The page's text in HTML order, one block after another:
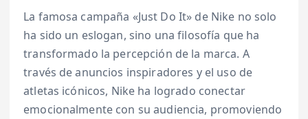
La famosa campaña «Just Do It» de Nike no solo
ha sido un eslogan, sino una filosofía que ha
transformado la percepción de la marca. A
través de anuncios inspiradores y el uso de
atletas icónicos, Nike ha logrado conectar
emocionalmente con su audiencia, promoviendo